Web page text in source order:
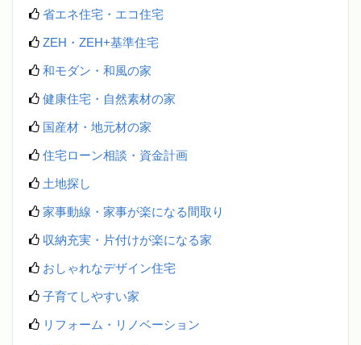
省エネ住宅・エコ住宅
ZEH・ZEH+基準住宅
和モダン・和風の家
健康住宅・自然素材の家
国産材・地元材の家
住宅ローン相談・資金計画
土地探し
家事動線・家事が楽になる間取り
収納充実・片付けが楽になる家
おしゃれなデザイン住宅
子育てしやすい家
リフォーム・リノベーション